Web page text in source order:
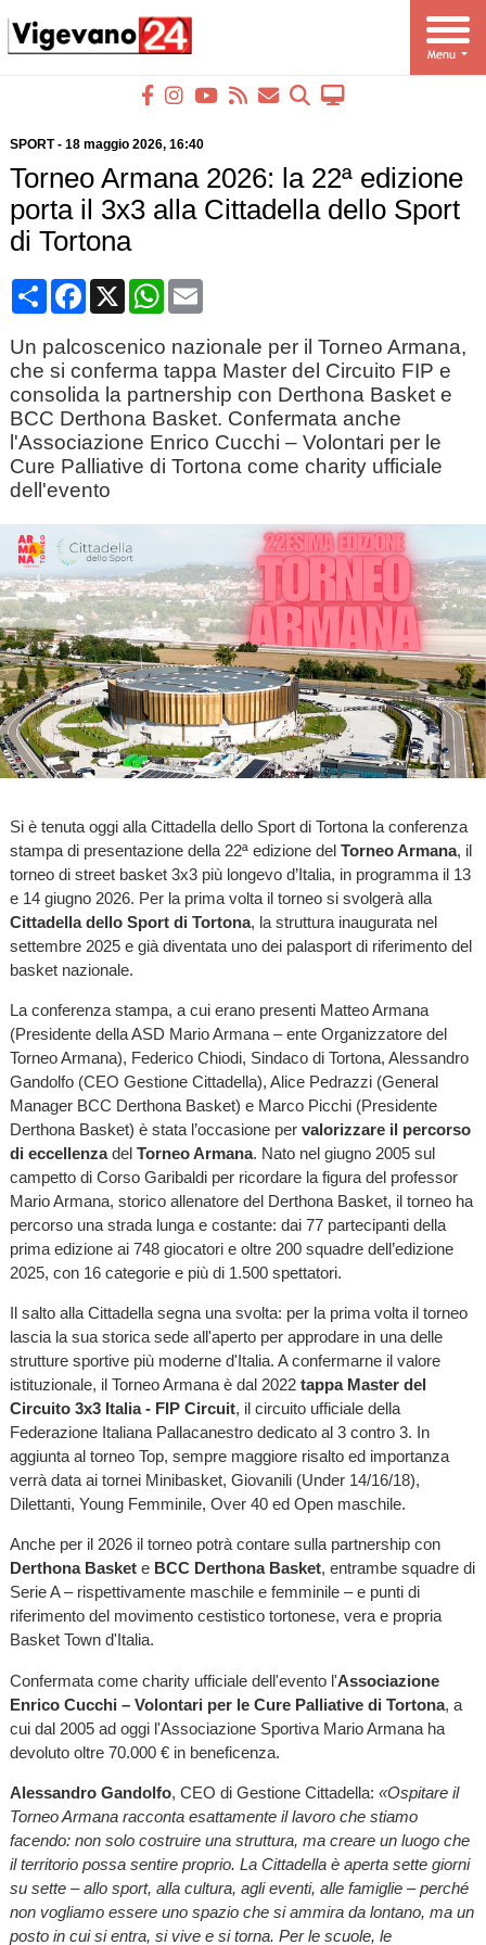
SPORT- 18 maggio 2026, 16:40
Torneo Armana 2026: la 22ª edizione
porta il 3x3 alla Cittadella dello Sport
di Tortona
CondividiFacebook
X WhatsApp
Email
Un palcoscenico nazionale per il Torneo Armana,
che si conferma tappa Master del Circuito FIP e
consolida la partnership con Derthona Basket e
BCC Derthona Basket. Confermata anche
l'Associazione Enrico Cucchi – Volontari per le
Cure Palliative di Tortona come charity ufficiale
dell'evento
Si è tenuta oggi alla Cittadella dello Sport di Tortona la conferenza
stampa di presentazione della 22ª edizione del Torneo Armana, il
torneo di street basket 3x3 più longevo d’Italia, in programma il 13
e 14 giugno 2026. Per la prima volta il torneo si svolgerà alla
Cittadella dello Sport di Tortona, la struttura inaugurata nel
settembre 2025 e già diventata uno dei palasport di riferimento del
basket nazionale.
La conferenza stampa, a cui erano presenti Matteo Armana
(Presidente della ASD Mario Armana – ente Organizzatore del
Torneo Armana), Federico Chiodi, Sindaco di Tortona, Alessandro
Gandolfo (CEO Gestione Cittadella), Alice Pedrazzi (General
Manager BCC Derthona Basket) e Marco Picchi (Presidente
Derthona Basket) è stata l’occasione per valorizzare il percorso
di eccellenzadel Torneo Armana. Nato nel giugno 2005 sul
campetto di Corso Garibaldi per ricordare la figura del professor
Mario Armana, storico allenatore del Derthona Basket, il torneo ha
percorso una strada lunga e costante: dai 77 partecipanti della
prima edizione ai 748 giocatori e oltre 200 squadre dell’edizione
2025, con 16 categorie e più di 1.500 spettatori.
Il salto alla Cittadella segna una svolta: per la prima volta il torneo
lascia la sua storica sede all'aperto per approdare in una delle
strutture sportive più moderne d'Italia. A confermarne il valore
istituzionale, il Torneo Armana è dal 2022 tappa Master del
Circuito 3x3 Italia - FIP Circuit, il circuito ufficiale della
Federazione Italiana Pallacanestro dedicato al 3 contro 3. In
aggiunta al torneo Top, sempre maggiore risalto ed importanza
verrà data ai tornei Minibasket, Giovanili (Under 14/16/18),
Dilettanti, Young Femminile, Over 40 ed Open maschile.
Anche per il 2026 il torneo potrà contare sulla partnership con
Derthona Baskete BCC Derthona Basket, entrambe squadre di
Serie A – rispettivamente maschile e femminile – e punti di
riferimento del movimento cestistico tortonese, vera e propria
Basket Town d'Italia.
Confermata come charity ufficiale dell'evento l'Associazione
Enrico Cucchi – Volontari per le Cure Palliative di Tortona, a
cui dal 2005 ad oggi l'Associazione Sportiva Mario Armana ha
devoluto oltre 70.000 € in beneficenza.
Alessandro Gandolfo, CEO di Gestione Cittadella: «Ospitare il
Torneo Armana racconta esattamente il lavoro che stiamo
facendo: non solo costruire una struttura, ma creare un luogo che
il territorio possa sentire proprio. La Cittadella è aperta sette giorni
su sette – allo sport, alla cultura, agli eventi, alle famiglie – perché
non vogliamo essere uno spazio che si ammira da lontano, ma un
posto in cui si entra, si vive e si torna. Per le scuole, le